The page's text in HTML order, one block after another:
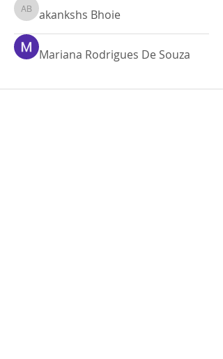
akankshs Bhoie
akankshs Bhoie
Mariana Rodrigues De Souza